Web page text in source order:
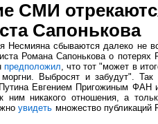
СМИ
Сапонькова
Несмияна сбываются далеко не
Романа Сапонькова о
предположил, что тот "может в
Выбросят и забудут".
Евгением Пригожиным ФАН
ним никакого отношения, а
увидеть множество публикаций